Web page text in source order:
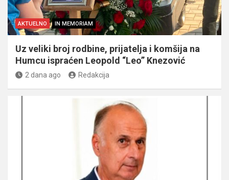
AKTUELNO IN MEMORIAM
Uz veliki broj rodbine, prijatelja i komšija na
Humcu ispraćen Leopold “Leo” Knezović
2 dana ago Redakcija